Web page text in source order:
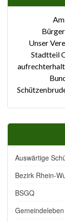
Unser
Stadtteil
Auswärtige
Bezirk Rhein-
BSGQ
Gemeindeleben